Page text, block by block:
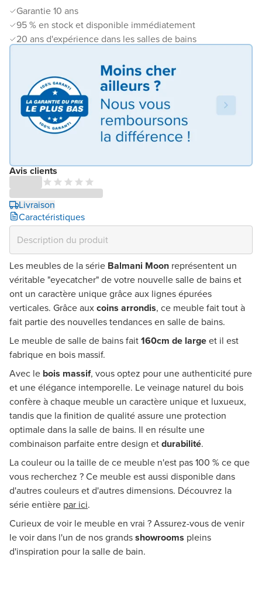
Garantie 10 ans
95 % en stock et disponible immédiatement
20 ans d'expérience dans les salles de bains
Avis clients
Livraison
Caractéristiques
Les meubles de la série Balmani Moon représentent un
véritable "eyecatcher" de votre nouvelle salle de bains et
ont un caractère unique grâce aux lignes épurées
verticales. Grâce auxcoins arrondis, ce meuble fait tout à
fait partie des nouvelles tendances en salle de bains.
Le meuble de salle de bains fait160cm de largeet il est
fabrique en bois massif.
Avec le bois massif, vous optez pour une authenticité pure
et une élégance intemporelle. Le veinage naturel du bois
confère à chaque meuble un caractère unique et luxueux,
tandis que la finition de qualité assure une protection
optimale dans la salle de bains. Il en résulte une
combinaison parfaite entre design etdurabilité.
La couleur ou la taille de ce meuble n'est pas 100 % ce que
vous recherchez ? Ce meuble est aussi disponible dans
d'autres couleurs et d'autres dimensions. Découvrez la
série entière par ici.
Curieux de voir le meuble en vrai ? Assurez-vous de venir
le voir dans l'un de nos grandsshowrooms pleins
d'inspiration pour la salle de bain.